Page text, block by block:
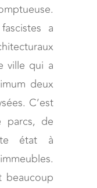
a
ville qui a
deux
C’est
parcs, de
état à
beaucoup